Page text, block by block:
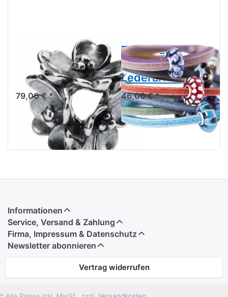
Trollbeads
Apfelblüten
TAGBE-40086
79,00 € *
Trollbeads
Unikat
Lederarmband
46,00 € *
Informationen
Service, Versand & Zahlung
Firma, Impressum & Datenschutz
Newsletter abonnieren
Vertrag widerrufen